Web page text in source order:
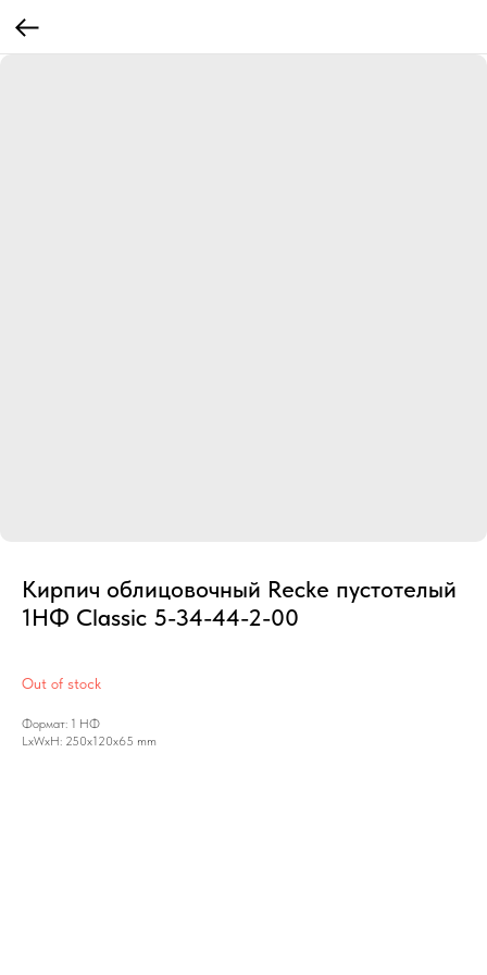
Кирпич облицовочный Recke пустотелый
1НФ Classic 5-34-44-2-00
Out of stock
Формат: 1 НФ
LxWxH: 250x120x65 mm